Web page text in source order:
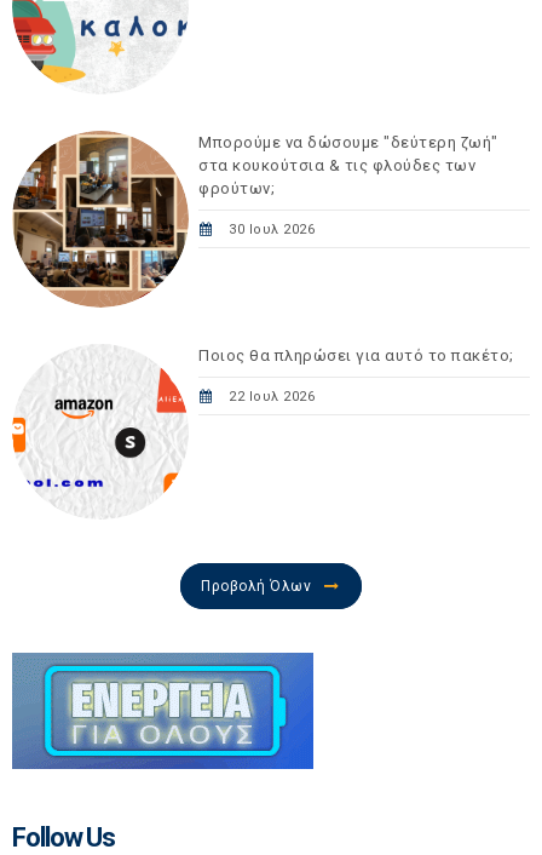
Μπορούμε να δώσουμε "δεύτερη ζωή"
στα κουκούτσια & τις φλούδες των
φρούτων;
30 Ιουλ 2026
Ποιος θα πληρώσει για αυτό το πακέτο;
22 Ιουλ 2026
Προβολή Όλων
Follow Us